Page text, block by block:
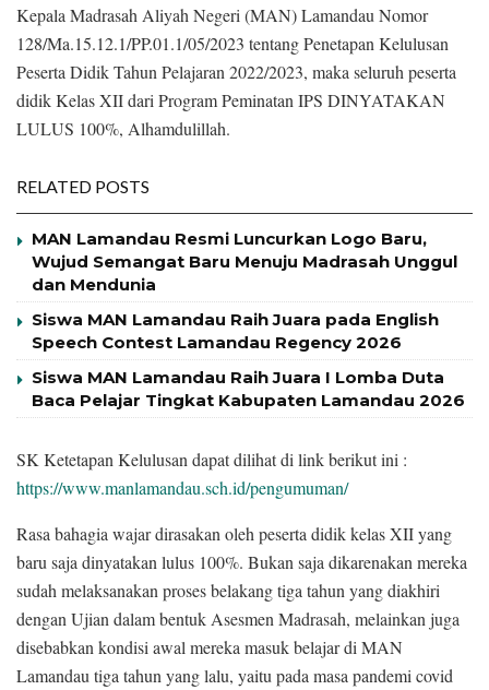
Kepala Madrasah Aliyah Negeri (MAN) Lamandau Nomor
128/Ma.15.12.1/PP.01.1/05/2023 tentang Penetapan Kelulusan
Peserta Didik Tahun Pelajaran 2022/2023, maka seluruh peserta
didik Kelas XII dari Program Peminatan IPS DINYATAKAN
LULUS 100%, Alhamdulillah.
RELATED POSTS
MAN Lamandau Resmi Luncurkan Logo Baru,
Wujud Semangat Baru Menuju Madrasah Unggul
dan Mendunia
Siswa MAN Lamandau Raih Juara pada English
Speech Contest Lamandau Regency 2026
Siswa MAN Lamandau Raih Juara I Lomba Duta
Baca Pelajar Tingkat Kabupaten Lamandau 2026
SK Ketetapan Kelulusan dapat dilihat di link berikut ini :
https://www.manlamandau.sch.id/pengumuman/
Rasa bahagia wajar dirasakan oleh peserta didik kelas XII yang
baru saja dinyatakan lulus 100%. Bukan saja dikarenakan mereka
sudah melaksanakan proses belakang tiga tahun yang diakhiri
dengan Ujian dalam bentuk Asesmen Madrasah, melainkan juga
disebabkan kondisi awal mereka masuk belajar di MAN
Lamandau tiga tahun yang lalu, yaitu pada masa pandemi covid